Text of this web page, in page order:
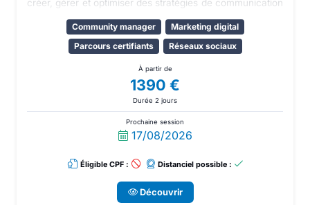
créer, gérer et optimiser des stratégies de communication
efficaces sur les plateformes numériques. Devenez un
expert en engagement client, en gestion de contenu et en
analyse de données pour stimuler la croissance de votre
pour les médias sociaux en une carrière enrichissante et
pleine de possibilités.
Community manager
Marketing digital
Parcours certifiants
Réseaux sociaux
À partir de
1390 €
Durée 2 jours
Prochaine session
17/08/2026
Éligible CPF : Distanciel possible :
Découvrir